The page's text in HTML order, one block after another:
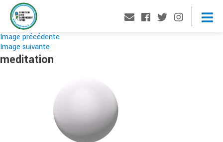
Image précédente
Image suivante
meditation